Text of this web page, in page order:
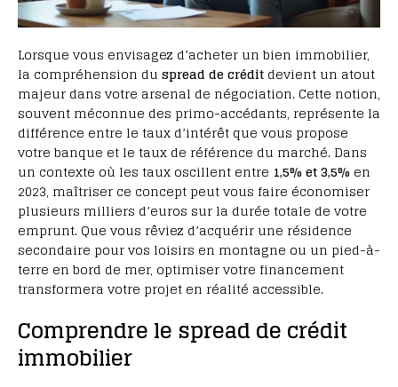
Lorsque vous envisagez d’acheter un bien immobilier,
la compréhension du spread de crédit devient un atout
majeur dans votre arsenal de négociation. Cette notion,
souvent méconnue des primo-accédants, représente la
différence entre le taux d’intérêt que vous propose
votre banque et le taux de référence du marché. Dans
un contexte où les taux oscillent entre 1,5% et 3,5% en
2023, maîtriser ce concept peut vous faire économiser
plusieurs milliers d’euros sur la durée totale de votre
emprunt. Que vous rêviez d’acquérir une résidence
secondaire pour vos loisirs en montagne ou un pied-à-
terre en bord de mer, optimiser votre financement
transformera votre projet en réalité accessible.
Comprendre le spread de crédit
immobilier